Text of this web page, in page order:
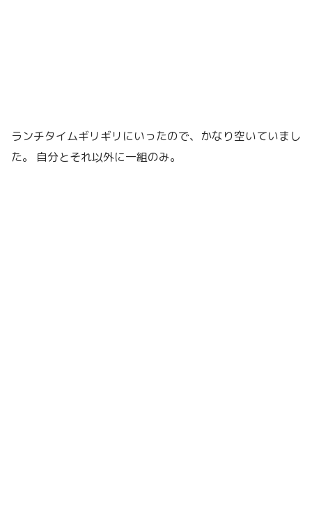
ランチタイムギリギリにいったので、かなり空いていまし
た。 自分とそれ以外に一組のみ。